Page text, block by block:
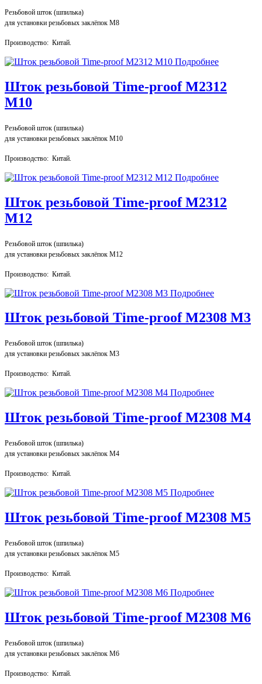
Резьбовой шток (шпилька)
для установки резьбовых заклёпок М8
Производство: Китай.
Подробнее
Шток резьбовой Time-proof M2312
М10
Резьбовой шток (шпилька)
для установки резьбовых заклёпок М10
Производство: Китай.
Подробнее
Шток резьбовой Time-proof M2312
М12
Резьбовой шток (шпилька)
для установки резьбовых заклёпок М12
Производство: Китай.
Подробнее
Шток резьбовой Time-proof M2308 М3
Резьбовой шток (шпилька)
для установки резьбовых заклёпок М3
Производство: Китай.
Подробнее
Шток резьбовой Time-proof M2308 М4
Резьбовой шток (шпилька)
для установки резьбовых заклёпок М4
Производство: Китай.
Подробнее
Шток резьбовой Time-proof M2308 М5
Резьбовой шток (шпилька)
для установки резьбовых заклёпок М5
Производство: Китай.
Подробнее
Шток резьбовой Time-proof M2308 М6
Резьбовой шток (шпилька)
для установки резьбовых заклёпок М6
Производство: Китай.